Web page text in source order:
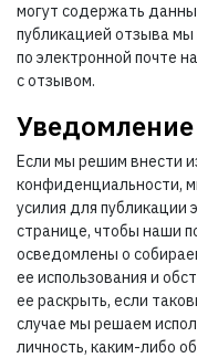
могут содержать
публикацией отзыва мы
по электронной почте
с отзывом.
Если мы решим внести
конфиденциальности,
усилия для публикации
странице, чтобы наши
осведомлены о
ее использования и
ее раскрыть, если
случае мы решаем
личность, каким-либо